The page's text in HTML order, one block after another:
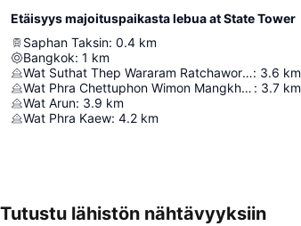
Etäisyys majoituspaikasta lebua at State Tower
Saphan Taksin: 0.4 km
Bangkok: 1 km
Wat Suthat Thep Wararam Ratchaworamahawihan: 3.6 km
Wat Phra Chettuphon Wimon Mangkhalaram Ratchaworamahawihan : 3.7 km
Wat Arun: 3.9 km
Wat Phra Kaew: 4.2 km
Tutustu lähistön nähtävyyksiin